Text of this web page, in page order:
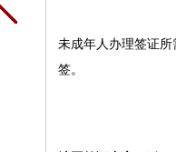
未成年人办理签证
签。